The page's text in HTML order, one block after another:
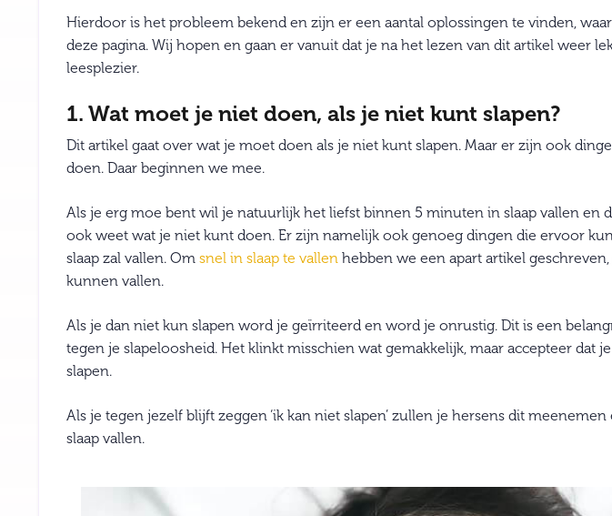
Hierdoor is het probleem bekend en zijn er een aantal oplossingen te vinden,
deze pagina. Wij hopen en gaan er vanuit dat je na het lezen van dit artikel weer
leesplezier.
1. Wat moet je niet doen, als je niet kunt slapen?
Dit artikel gaat over wat je moet doen als je niet kunt slapen. Maar er zijn ook
doen. Daar beginnen we mee.
Als je erg moe bent wil je natuurlijk het liefst binnen 5 minuten in slaap vallen en
ook weet wat je niet kunt doen. Er zijn namelijk ook genoeg dingen die ervoor
slaap zal vallen. Om snel in slaap te vallen hebben we een apart artikel
kunnen vallen.
Als je dan niet kun slapen word je geïrriteerd en word je onrustig. Dit is een
tegen je slapeloosheid. Het klinkt misschien wat gemakkelijk, maar accepteer dat
slapen.
Als je tegen jezelf blijft zeggen ‘ik kan niet slapen’ zullen je hersens dit
slaap vallen.